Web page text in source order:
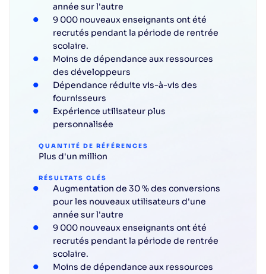
année sur l'autre
9 000 nouveaux enseignants ont été
recrutés pendant la période de rentrée
scolaire.
Moins de dépendance aux ressources
des développeurs
Dépendance réduite vis-à-vis des
fournisseurs
Expérience utilisateur plus
personnalisée
QUANTITÉ DE RÉFÉRENCES
Plus d'un million
RÉSULTATS CLÉS
Augmentation de 30 % des conversions
pour les nouveaux utilisateurs d'une
année sur l'autre
9 000 nouveaux enseignants ont été
recrutés pendant la période de rentrée
scolaire.
Moins de dépendance aux ressources